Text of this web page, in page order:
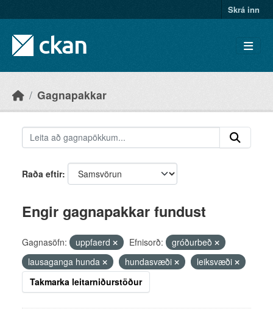
Skrá inn
Gagnapakkar
Raða eftir
Engir gagnapakkar fundust
Gagnasöfn: uppfaerd Efnisorð:
gróðurbeð
lausaganga hunda
hundasvæði
leiksvæði
Takmarka leitarniðurstöður